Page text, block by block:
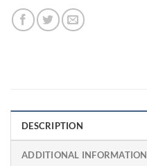
DESCRIPTION
ADDITIONAL INFORMATION